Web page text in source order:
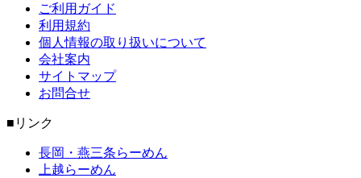
ご利用ガイド
利用規約
個人情報の取り扱いについて
会社案内
サイトマップ
お問合せ
■リンク
長岡・燕三条らーめん
上越らーめん